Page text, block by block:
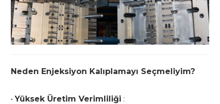
Neden Enjeksiyon Kalıplamayı Seçmeliyim?
•Yüksek Üretim Verimliliği :